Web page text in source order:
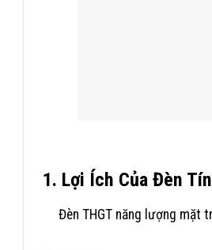
1. Lợi Ích Của Đèn
Đèn THGT năng lượng mặt